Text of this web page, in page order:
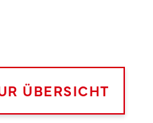
ÜBERSICHT